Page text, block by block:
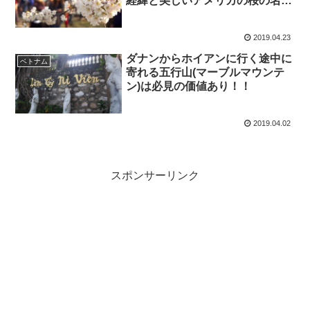
2019.04.23
ベトナム
ダナンからホイアンに行く途中に
寄れる五行山(マーブルマウンテ
ン)は必見の価値あり！！
2019.04.02
スポンサーリンク